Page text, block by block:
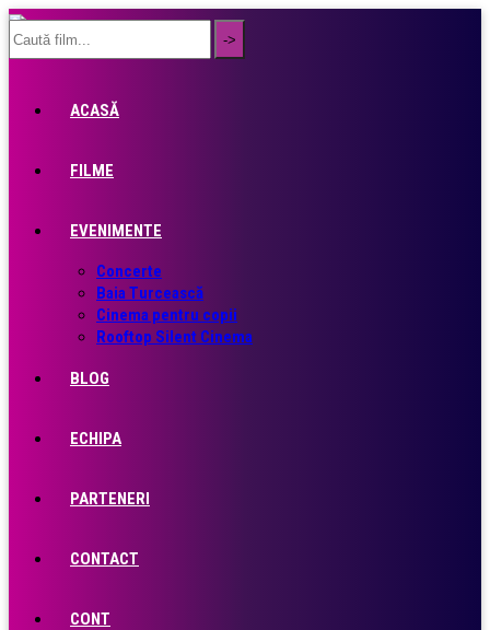
ACASĂ
FILME
EVENIMENTE
Concerte
Baia Turcească
Cinema pentru copii
Rooftop Silent Cinema
BLOG
ECHIPA
PARTENERI
CONTACT
CONT